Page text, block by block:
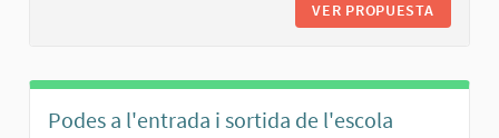
VER PROPUESTA
Podes a l'entrada i sortida de l'escola